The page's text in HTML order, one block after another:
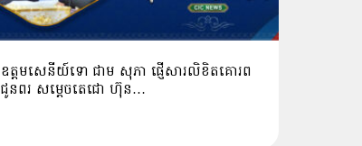
ឧត្តមសេនីយ៍ទោ ជាម សុភា ផ្ញើសារលិខិតគោរព
ជូនពរ សម្ដេចតេជោ ហ៊ុន…